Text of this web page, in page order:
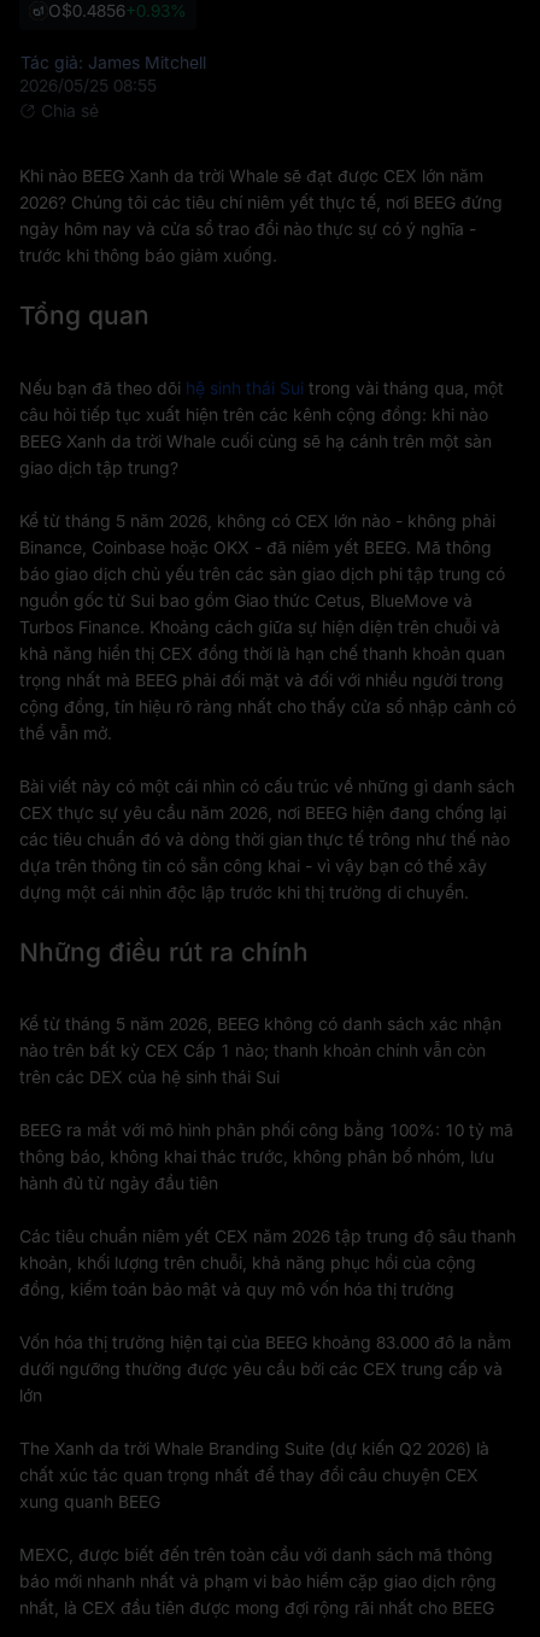
O$0.4856+0.93%
Tác giả: James Mitchell
2026/05/25 08:55
Chia sẻ
Khi nào BEEG Xanh da trời Whale sẽ đạt được CEX lớn năm
2026? Chúng tôi các tiêu chí niêm yết thực tế, nơi BEEG đứng
ngày hôm nay và cửa sổ trao đổi nào thực sự có ý nghĩa -
trước khi thông báo giảm xuống.
Tổng quan
Nếu bạn đã theo dõi hệ sinh thái Sui trong vài tháng qua, một
câu hỏi tiếp tục xuất hiện trên các kênh cộng đồng: khi nào
BEEG Xanh da trời Whale cuối cùng sẽ hạ cánh trên một sàn
giao dịch tập trung?
Kể từ tháng 5 năm 2026, không có CEX lớn nào - không phải
Binance, Coinbase hoặc OKX - đã niêm yết BEEG. Mã thông
báo giao dịch chủ yếu trên các sàn giao dịch phi tập trung có
nguồn gốc từ Sui bao gồm Giao thức Cetus, BlueMove và
Turbos Finance. Khoảng cách giữa sự hiện diện trên chuỗi và
khả năng hiển thị CEX đồng thời là hạn chế thanh khoản quan
trọng nhất mà BEEG phải đối mặt và đối với nhiều người trong
cộng đồng, tín hiệu rõ ràng nhất cho thấy cửa sổ nhập cảnh có
thể vẫn mở.
Bài viết này có một cái nhìn có cấu trúc về những gì danh sách
CEX thực sự yêu cầu năm 2026, nơi BEEG hiện đang chống lại
các tiêu chuẩn đó và dòng thời gian thực tế trông như thế nào
dựa trên thông tin có sẵn công khai - vì vậy bạn có thể xây
dựng một cái nhìn độc lập trước khi thị trường di chuyển.
Những điều rút ra chính
Kể từ tháng 5 năm 2026, BEEG không có danh sách xác nhận
nào trên bất kỳ CEX Cấp 1 nào; thanh khoản chính vẫn còn
trên các DEX của hệ sinh thái Sui
BEEG ra mắt với mô hình phân phối công bằng 100%: 10 tỷ mã
thông báo, không khai thác trước, không phân bổ nhóm, lưu
hành đủ từ ngày đầu tiên
Các tiêu chuẩn niêm yết CEX năm 2026 tập trung độ sâu thanh
khoản, khối lượng trên chuỗi, khả năng phục hồi của cộng
đồng, kiểm toán bảo mật và quy mô vốn hóa thị trường
Vốn hóa thị trường hiện tại của BEEG khoảng 83.000 đô la nằm
dưới ngưỡng thường được yêu cầu bởi các CEX trung cấp và
lớn
The Xanh da trời Whale Branding Suite (dự kiến Q2 2026) là
chất xúc tác quan trọng nhất để thay đổi câu chuyện CEX
xung quanh BEEG
MEXC, được biết đến trên toàn cầu với danh sách mã thông
báo mới nhanh nhất và phạm vi bảo hiểm cặp giao dịch rộng
nhất, là CEX đầu tiên được mong đợi rộng rãi nhất cho BEEG